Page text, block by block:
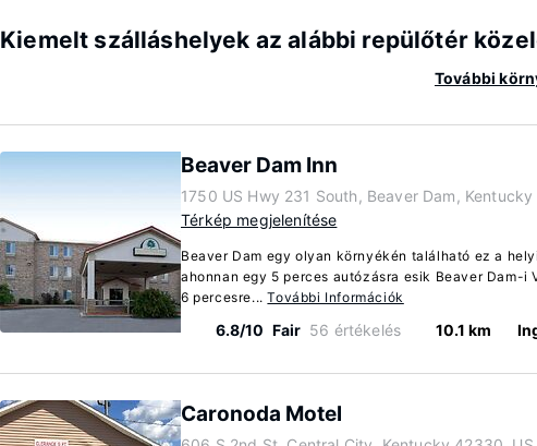
Kiemelt szálláshelyek az alábbi repülőtér
További
Beaver Dam Inn
1750 US Hwy 231 South, Beaver Dam,
Térkép megjelenítése
Beaver Dam egy olyan környékén található ez a
ahonnan egy 5 perces autózásra esik Beaver Dam-i
6 percesre...További Információk
6.8/10 Fair 56 értékelés 10.1 km
Caronoda Motel